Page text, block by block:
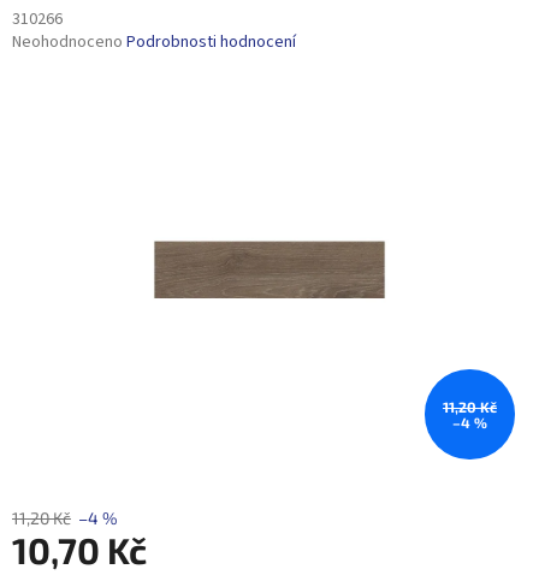
310266
Průměrné
Neohodnoceno Podrobnosti hodnocení
11,20 Kč
–4 %
11,20 Kč –4 %
10,70 Kč